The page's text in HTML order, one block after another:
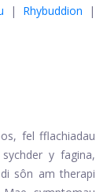
| Rhybuddion |
fel fflachiadau
y fagina,
sôn am therapi